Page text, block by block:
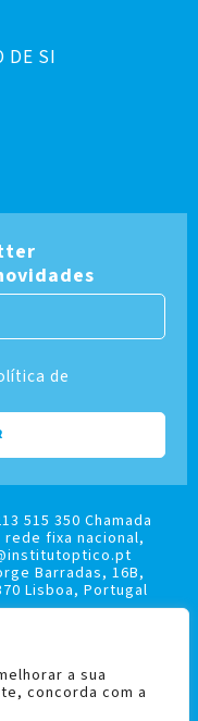
a sua
concorda com a
DE SI
de
515 350 Chamada
rede fixa nacional,
Barradas, 16B,
Lisboa, Portugal